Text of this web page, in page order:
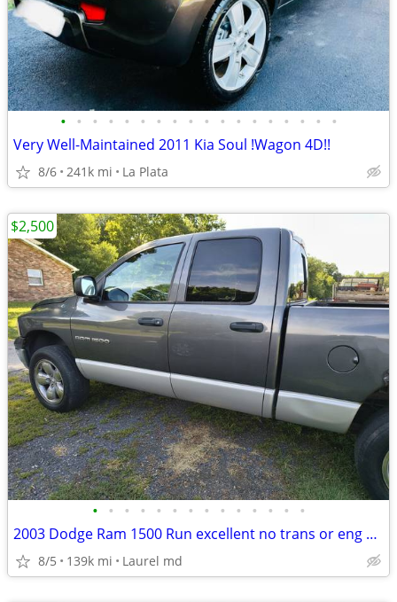
• • • • • • • • • • • • • • • • • •
Very Well-Maintained 2011 Kia Soul !Wagon 4D!!
8/6 241k mi La Plata
• • • • • • • • • • • • • •
2003 Dodge Ram 1500 Run excellent no trans or eng problems super clean
8/5 139k mi Laurel md
$2,500